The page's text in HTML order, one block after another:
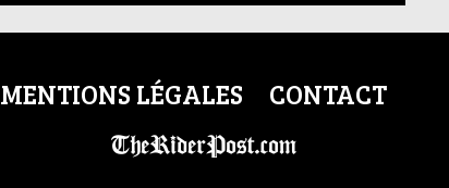
MENTIONS LÉGALES CONTACT